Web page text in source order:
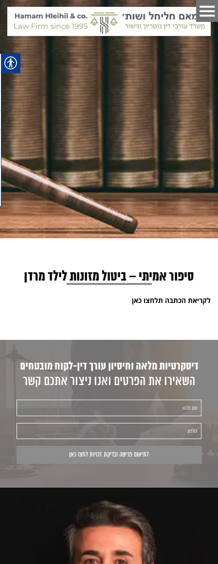
סיפור אמיתי – ביטול מזונות לילד מרדן
לקריאת הכתבה תלחצו כאן
דיסקרטיות מלאה וחיסיון עורך דין-לקוח מובטחים
השאירו את הפרטים ואנו ניצור אתכם קשר